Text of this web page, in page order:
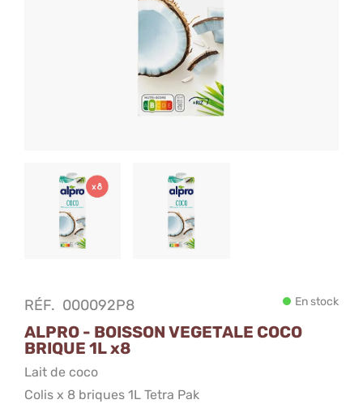
RÉF. 000092P8 En stock
ALPRO - BOISSON VEGETALE COCO
BRIQUE 1L x8
Lait de coco
Colis x 8 briques 1L Tetra Pak